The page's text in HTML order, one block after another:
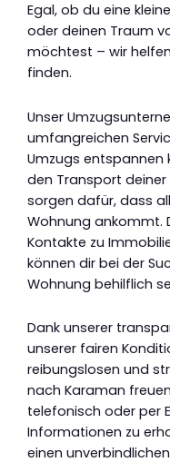
Egal, ob du eine
oder deinen Traum
möchtest – wir
finden.
Unser
umfangreichen
Umzugs entspannen
den Transport
sorgen dafür, dass
Wohnung ankommt.
Kontakte zu
können dir bei der
Wohnung behilflich
Dank unserer
unserer fairen
reibungslosen und
nach Karaman
telefonisch oder per
Informationen zu
einen